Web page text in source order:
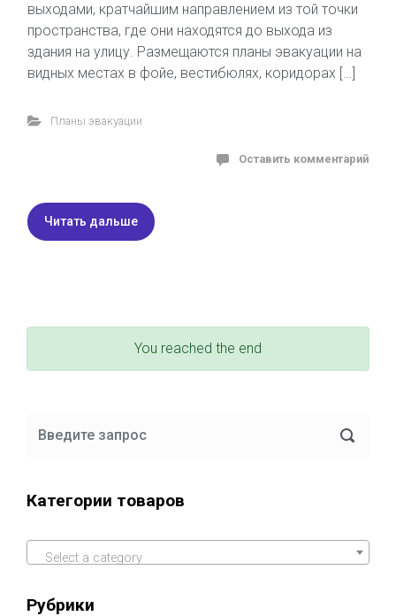
выходами, кратчайшим направлением из той точки
пространства, где они находятся до выхода из
здания на улицу. Размещаются планы эвакуации на
видных местах в фойе, вестибюлях, коридорах […]
Планы эвакуации
Оставить комментарий
Читать дальше
You reached the end
Категории товаров
Select a category
Рубрики